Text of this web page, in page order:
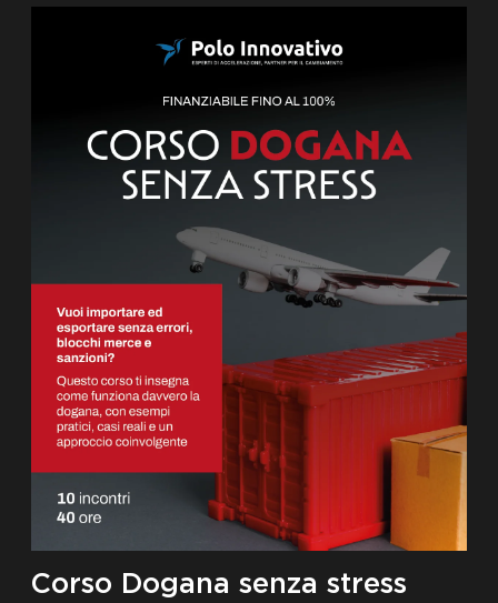
Corso Dogana senza stress